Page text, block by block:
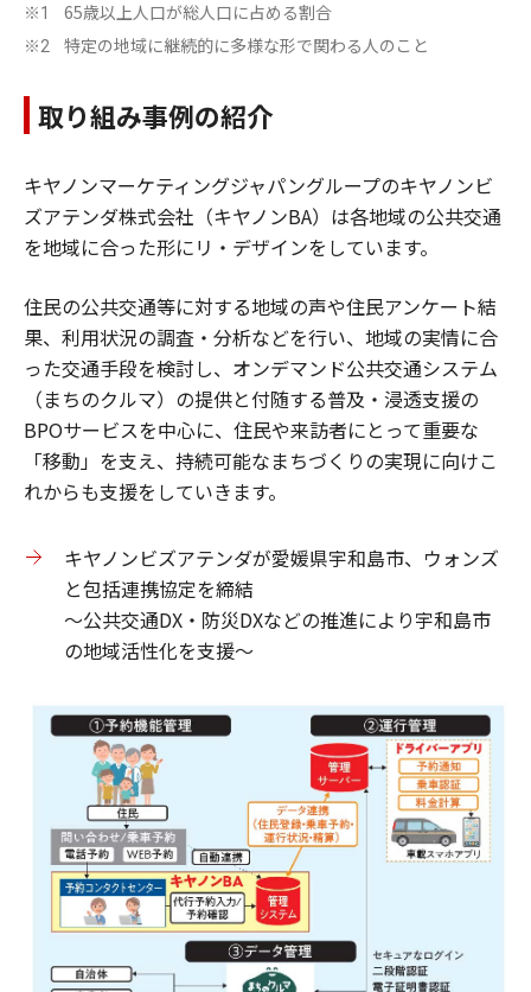
※1 65歳以上人口が総人口に占める割合
※2 特定の地域に継続的に多様な形で関わる人のこと
取り組み事例の紹介
キヤノンマーケティングジャパングループのキヤノンビ
ズアテンダ株式会社（キヤノンBA）は各地域の公共交通
を地域に合った形にリ・デザインをしています。
住民の公共交通等に対する地域の声や住民アンケート結
果、利用状況の調査・分析などを行い、地域の実情に合
った交通手段を検討し、オンデマンド公共交通システム
（まちのクルマ）の提供と付随する普及・浸透支援の
BPOサービスを中心に、住民や来訪者にとって重要な
「移動」を支え、持続可能なまちづくりの実現に向けこ
れからも支援をしていきます。
キヤノンビズアテンダが愛媛県宇和島市、ウォンズ
と包括連携協定を締結
～公共交通DX・防災DXなどの推進により宇和島市
の地域活性化を支援～